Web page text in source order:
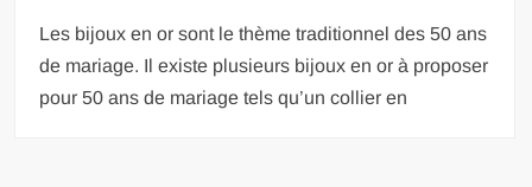
Les bijoux en or sont le thème traditionnel des 50 ans
de mariage. Il existe plusieurs bijoux en or à proposer
pour 50 ans de mariage tels qu’un collier en